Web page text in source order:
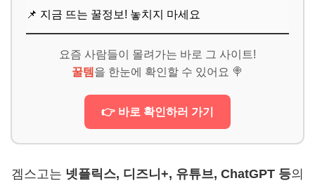
📌 지금 뜨는 꿀정보! 놓치지 마세요
요즘 사람들이 몰려가는 바로 그 사이트!
꿀템 을 한눈에 확인할 수 있어요 🍭
👉 바로 확인하러 가기
겜스고는 넷플릭스, 디즈니+, 유튜브, ChatGPT 등의